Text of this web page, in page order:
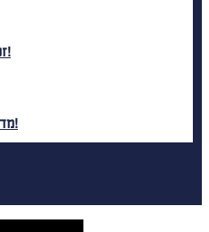
זנזיבר - בטיסות ישירות!
מדגסקר - בטיסות ישירות!